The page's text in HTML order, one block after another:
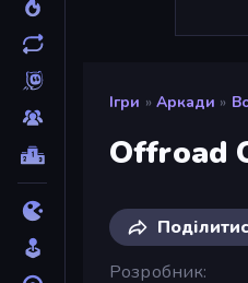
Ігри » Аркади »
Offroad
Розробник